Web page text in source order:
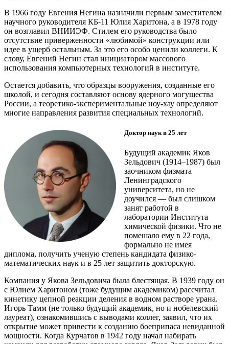
В 1966 году Евгения Негина назначили первым заместителем
научного руководителя КБ‑11 Юлия Харитона, а в 1978 году
он возглавил ВНИИЭФ. Стилем его руководства было
отсутствие приверженности «любимой» конструкции или
идее в ущерб остальным. За это его особо ценили коллеги. К
слову, Евгений Негин стал инициатором массового
использования компьютерных технологий в институте.
Остается добавить, что образцы вооружения, созданные его
школой, и сегодня составляют основу ядерного могущества
России, а теоретико-экспериментальные ноу-хау определяют
многие направления развития специальных технологий.
Доктор наук в 25 лет
Будущий академик Яков
Зельдович (1914–1987) был
заочником физмата
Ленинградского
университета, но не
доучился — ​был слишком
занят работой в
лаборатории Института
химической физики. Что не
помешало ему в 22 года,
формально не имея
диплома, получить ученую степень кандидата физико-
математических наук и в 25 лет защитить докторскую.
Компания у Якова Зельдовича была блестящая. В 1939 году он
с Юлием Харитоном (тоже будущим академиком) рассчитал
кинетику цепной реакции деления в водном растворе урана.
Игорь Тамм (не только будущий академик, но и нобелевский
лауреат), ознакомившись с выводами коллег, заявил, что их
открытие может привести к созданию боеприпаса невиданной
мощности. Когда Курчатов в 1942 году начал набирать